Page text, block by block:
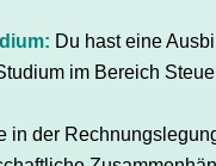
Du hast eine
im Bereich
in der